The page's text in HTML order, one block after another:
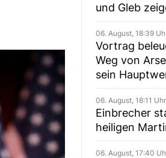
und Gleb
06. August, 18:39
Vortrag
Weg von
sein
06. August, 18:11 Uhr
Einbrecher
heiligen
06. August, 17:40